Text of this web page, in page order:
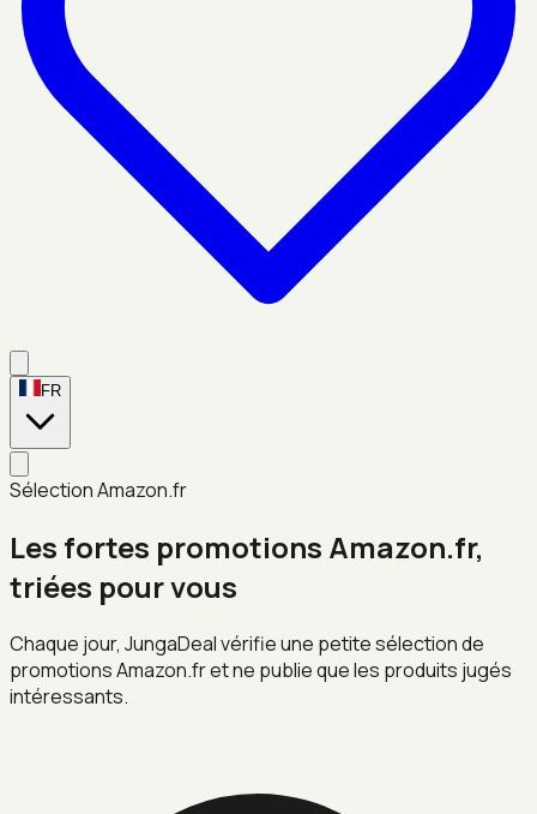
FR
Sélection Amazon.fr
Les fortes promotions Amazon.fr,
triées pour vous
Chaque jour, JungaDeal vérifie une petite sélection de
promotions Amazon.fr et ne publie que les produits jugés
intéressants.